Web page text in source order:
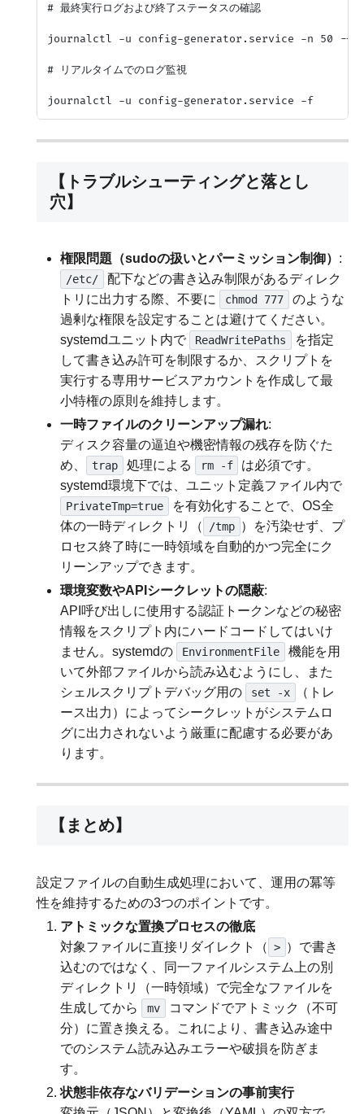
# 最終実行ログおよび終了ステータスの確認
journalctl -u config-generator.service -n 50 --
# リアルタイムでのログ監視
【トラブルシューティングと落とし
穴】
権限問題（sudoの扱いとパーミッション制御） :
/etc/
配下などの書き込み制限があるディレク
トリに出力する際、不要に
chmod 777
のような
過剰な権限を設定することは避けてください。
systemdユニット内で
ReadWritePaths
を指定
して書き込み許可を制限するか、スクリプトを
実行する専用サービスアカウントを作成して最
小特権の原則を維持します。
一時ファイルのクリーンアップ漏れ:
ディスク容量の逼迫や機密情報の残存を防ぐた
め、
trap 処理による rm -f
は必須です。
systemd環境下では、ユニット定義ファイル内で
PrivateTmp=true
を有効化することで、OS全
体の一時ディレクトリ（
/tmp ）を汚染せず、プ
ロセス終了時に一時領域を自動的かつ完全にク
リーンアップできます。
環境変数やAPIシークレットの隠蔽:
API呼び出しに使用する認証トークンなどの秘密
情報をスクリプト内にハードコードしてはいけ
ません。systemdの
EnvironmentFile
機能を用
いて外部ファイルから読み込むようにし、また
シェルスクリプトデバッグ用の
set -x
（トレ
ース出力）によってシークレットがシステムロ
グに出力されないよう厳重に配慮する必要があ
ります。
【まとめ】
設定ファイルの自動生成処理において、運用の冪等
性を維持するための3つのポイントです。
アトミックな置換プロセスの徹底
対象ファイルに直接リダイレクト（ > ）で書き
込むのではなく、同一ファイルシステム上の別
ディレクトリ（一時領域）で完全なファイルを
生成してから
mv
コマンドでアトミック（不可
分）に置き換える。これにより、書き込み途中
でのシステム読み込みエラーや破損を防ぎま
す。
状態非依存なバリデーションの事前実行